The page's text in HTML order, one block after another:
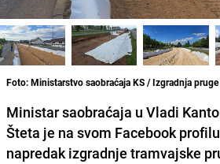
Foto: Ministarstvo saobraćaja KS / Izgradnja
Ministar saobraćaja u Vladi
Šteta je na svom Facebook
napredak izgradnje tramvajske